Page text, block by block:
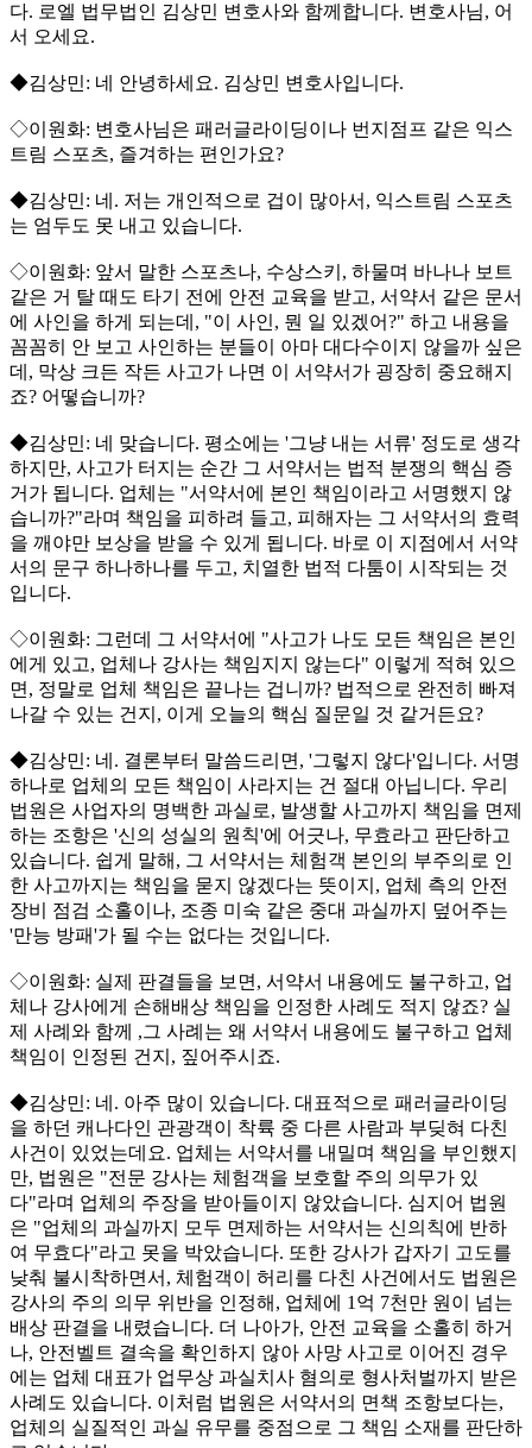
다. 로엘 법무법인 김상민 변호사와 함께합니다. 변호사님, 어
서 오세요.
◆김상민: 네 안녕하세요. 김상민 변호사입니다.
◇이원화: 변호사님은 패러글라이딩이나 번지점프 같은 익스
트림 스포츠, 즐겨하는 편인가요?
◆김상민: 네. 저는 개인적으로 겁이 많아서, 익스트림 스포츠
는 엄두도 못 내고 있습니다.
◇이원화: 앞서 말한 스포츠나, 수상스키, 하물며 바나나 보트
같은 거 탈 때도 타기 전에 안전 교육을 받고, 서약서 같은 문서
에 사인을 하게 되는데, "이 사인, 뭔 일 있겠어?" 하고 내용을
꼼꼼히 안 보고 사인하는 분들이 아마 대다수이지 않을까 싶은
데, 막상 크든 작든 사고가 나면 이 서약서가 굉장히 중요해지
죠? 어떻습니까?
◆김상민: 네 맞습니다. 평소에는 '그냥 내는 서류' 정도로 생각
하지만, 사고가 터지는 순간 그 서약서는 법적 분쟁의 핵심 증
거가 됩니다. 업체는 "서약서에 본인 책임이라고 서명했지 않
습니까?"라며 책임을 피하려 들고, 피해자는 그 서약서의 효력
을 깨야만 보상을 받을 수 있게 됩니다. 바로 이 지점에서 서약
서의 문구 하나하나를 두고, 치열한 법적 다툼이 시작되는 것
입니다.
◇이원화: 그런데 그 서약서에 "사고가 나도 모든 책임은 본인
에게 있고, 업체나 강사는 책임지지 않는다" 이렇게 적혀 있으
면, 정말로 업체 책임은 끝나는 겁니까? 법적으로 완전히 빠져
나갈 수 있는 건지, 이게 오늘의 핵심 질문일 것 같거든요?
◆김상민: 네. 결론부터 말씀드리면, '그렇지 않다'입니다. 서명
하나로 업체의 모든 책임이 사라지는 건 절대 아닙니다. 우리
법원은 사업자의 명백한 과실로, 발생할 사고까지 책임을 면제
하는 조항은 '신의 성실의 원칙'에 어긋나, 무효라고 판단하고
있습니다. 쉽게 말해, 그 서약서는 체험객 본인의 부주의로 인
한 사고까지는 책임을 묻지 않겠다는 뜻이지, 업체 측의 안전
장비 점검 소홀이나, 조종 미숙 같은 중대 과실까지 덮어주는
'만능 방패'가 될 수는 없다는 것입니다.
◇이원화: 실제 판결들을 보면, 서약서 내용에도 불구하고, 업
체나 강사에게 손해배상 책임을 인정한 사례도 적지 않죠? 실
제 사례와 함께 ,그 사례는 왜 서약서 내용에도 불구하고 업체
책임이 인정된 건지, 짚어주시죠.
◆김상민: 네. 아주 많이 있습니다. 대표적으로 패러글라이딩
을 하던 캐나다인 관광객이 착륙 중 다른 사람과 부딪혀 다친
사건이 있었는데요. 업체는 서약서를 내밀며 책임을 부인했지
만, 법원은 "전문 강사는 체험객을 보호할 주의 의무가 있
다"라며 업체의 주장을 받아들이지 않았습니다. 심지어 법원
은 "업체의 과실까지 모두 면제하는 서약서는 신의칙에 반하
여 무효다"라고 못을 박았습니다. 또한 강사가 갑자기 고도를
낮춰 불시착하면서, 체험객이 허리를 다친 사건에서도 법원은
강사의 주의 의무 위반을 인정해, 업체에 1억 7천만 원이 넘는
배상 판결을 내렸습니다. 더 나아가, 안전 교육을 소홀히 하거
나, 안전벨트 결속을 확인하지 않아 사망 사고로 이어진 경우
에는 업체 대표가 업무상 과실치사 혐의로 형사처벌까지 받은
사례도 있습니다. 이처럼 법원은 서약서의 면책 조항보다는,
업체의 실질적인 과실 유무를 중점으로 그 책임 소재를 판단하